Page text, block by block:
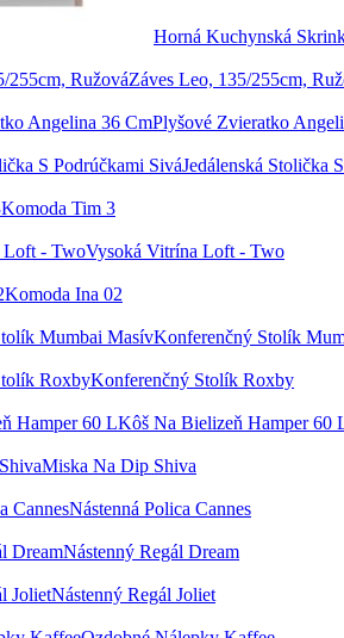
Horná Kuchynská
Záves Leo, 135/255cm,
Plyšové Zvieratko
Jedálenská Stolička
Komoda Tim 3
Vysoká Vitrína Loft - Two
Komoda Ina 02
Konferenčný Stolík
Konferenčný Stolík Roxby
Kôš Na Bielizeň Hamper 60
Miska Na Dip Shiva
Nástenná Polica Cannes
Nástenný Regál Dream
Nástenný Regál Joliet